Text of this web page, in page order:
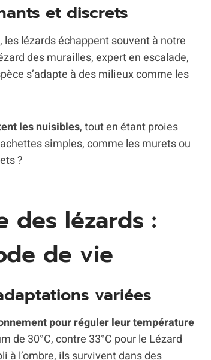
et discrets
lézards échappent souvent à notre
des murailles, expert en escalade,
s’adapte à des milieux comme les
les nuisibles, tout en étant proies
simples, comme les murets ou
?
des lézards :
de vie
variées
pour réguler leur température
de 30°C, contre 33°C pour le Lézard
à l’ombre, ils survivent dans des